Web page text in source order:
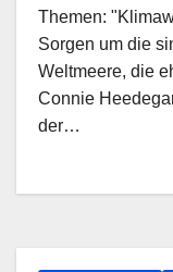
Themen:
Sorgen um die
Weltmeere, die
Connie
der…